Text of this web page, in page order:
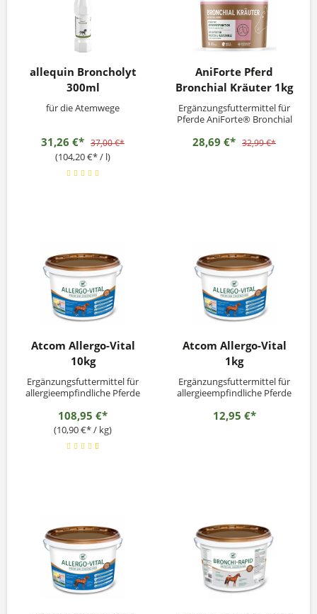
allequin Broncholyt
300ml
für die Atemwege
31,26 €* 37,00 €*
(104,20 €* / l)
AniForte Pferd
Bronchial Kräuter 1kg
Ergänzungsfuttermittel für
Pferde AniForte® Bronchial
und effektive
28,69 €* 32,99 €*
Atcom Allergo-Vital
10kg
Ergänzungsfuttermittel für
allergieempfindliche Pferde
108,95 €*
(10,90 €* / kg)
Atcom Allergo-Vital
1kg
Ergänzungsfuttermittel für
allergieempfindliche Pferde
12,95 €*